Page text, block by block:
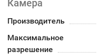
Камера
Производитель
Максимальное
разрешение